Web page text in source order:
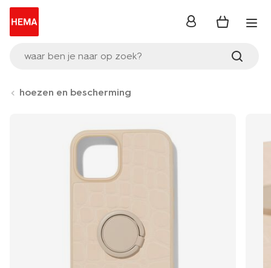
waar ben je naar op zoek?
inloggen
hoezen en bescherming